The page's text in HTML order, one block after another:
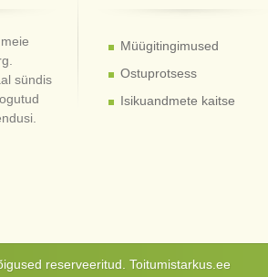
sündis
Müügitingimused
Ostuprotsess
Isikuandmete kaitse
reserveeritud. Toitumistarkus.ee